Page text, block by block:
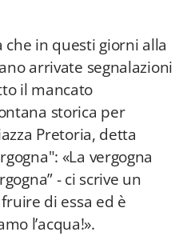
che in questi giorni alla
arrivate segnalazioni
il mancato
storica per
Pretoria, detta
«La vergogna
- ci scrive un
di essa ed è
l’acqua!».